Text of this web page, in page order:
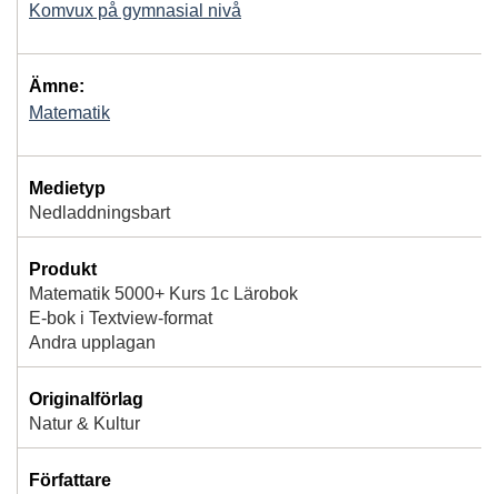
Komvux på gymnasial nivå
Ämne:
Matematik
Medietyp
Nedladdningsbart
Produkt
Matematik 5000+ Kurs 1c Lärobok
E-bok i Textview-format
Andra upplagan
Originalförlag
Natur & Kultur
Författare